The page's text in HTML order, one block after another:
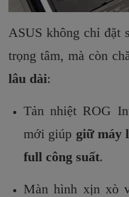
ASUS không chỉ đặt
trọng tâm, mà còn
lâu dài:
Tản nhiệt ROG
mới giúp giữ máy
full công suất.
Màn hình xịn xò